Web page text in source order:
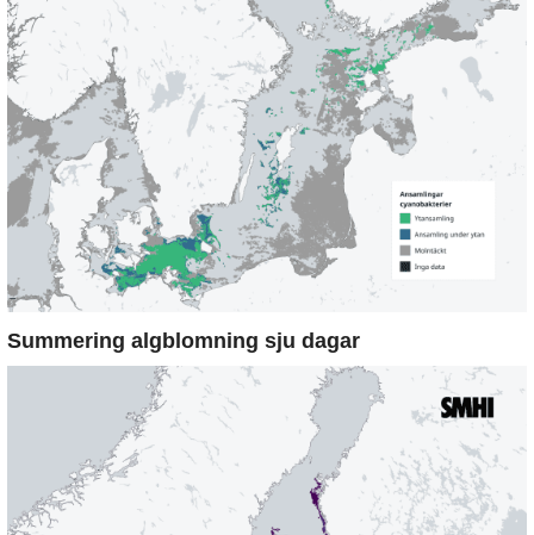
Summering algblomning sju dagar